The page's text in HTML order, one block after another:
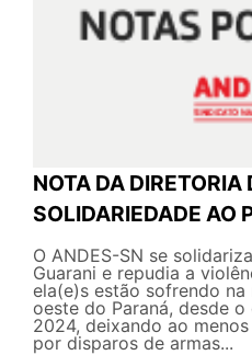
NOTA DA
SOLIDARIEDADE AO
O ANDES-SN se
Guarani e repudia a
ela(e)s estão sofrendo na
oeste do Paraná, desde
2024, deixando ao
por disparos de armas...